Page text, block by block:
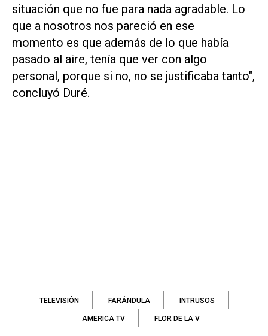
situación que no fue para nada agradable. Lo
que a nosotros nos pareció en ese
momento es que además de lo que había
pasado al aire, tenía que ver con algo
personal, porque si no, no se justificaba tanto",
concluyó Duré.
TELEVISIÓN FARÁNDULA INTRUSOS
AMERICA TV FLOR DE LA V